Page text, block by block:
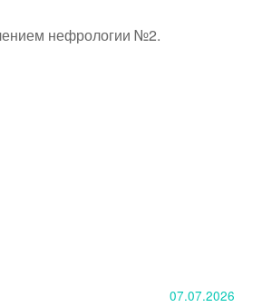
нефрологии №2.
07.07.2026